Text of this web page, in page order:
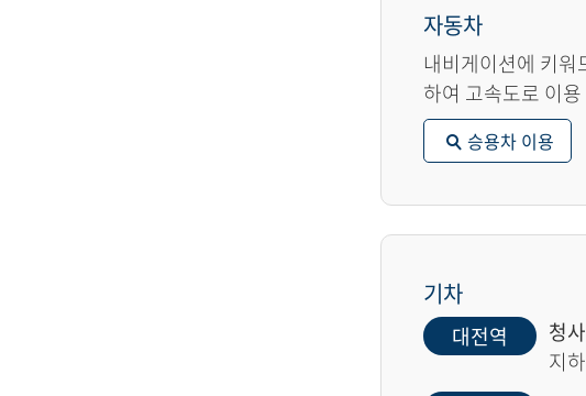
자동차
내비게이션에 키
하여 고속도로 이용
승용차 이용
기차
대전역
청
지